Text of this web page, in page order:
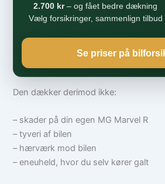
2.700 kr– og fået bedre dækning
Vælg forsikringer, sammenlign tilbud
Se priser på
Den dækker derimod ikke:
– skader på din egen MG Marvel R
– tyveri af bilen
– hærværk mod bilen
– eneuheld, hvor du selv kører galt